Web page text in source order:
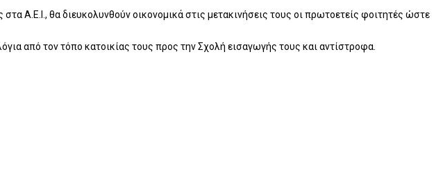
Α.Ε.Ι., θα διευκολυνθούν οικονομικά στις μετακινήσεις τους οι πρωτοετείς φοιτητές ώστε
από τον τόπο κατοικίας τους προς την Σχολή εισαγωγής τους και αντίστροφα.